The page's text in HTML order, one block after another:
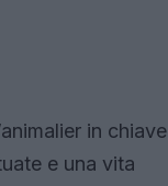
in chiave
e una vita